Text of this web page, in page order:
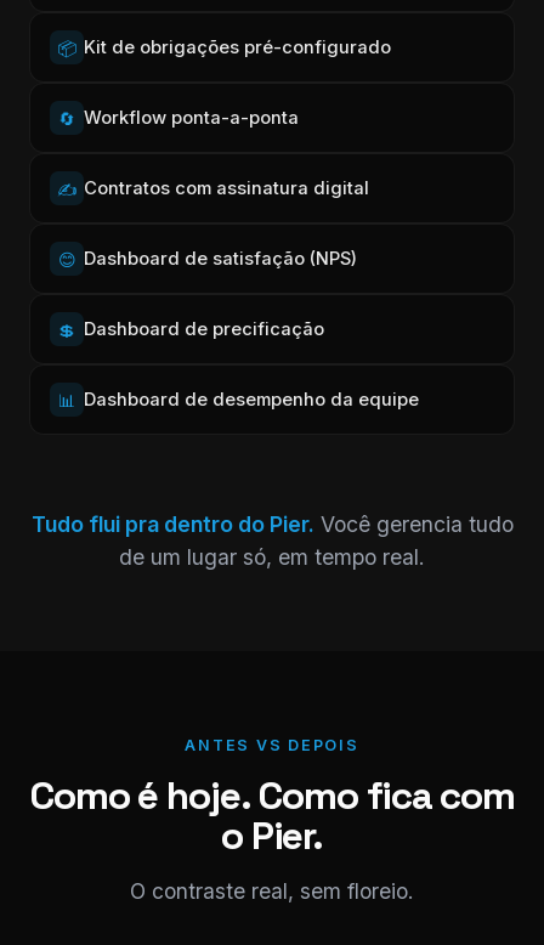
📦 Kit de obrigações pré-configurado
🔄 Workflow ponta-a-ponta
✍️ Contratos com assinatura digital
😊 Dashboard de satisfação (NPS)
💲 Dashboard de precificação
📊 Dashboard de desempenho da equipe
Tudo flui pra dentro do Pier. Você gerencia tudo
de um lugar só, em tempo real.
ANTES VS DEPOIS
Como é hoje. Como fica com
o Pier.
O contraste real, sem floreio.